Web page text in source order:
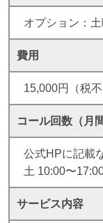
オプション：
費用
15,000円（税不
コール回数（月間
公式HPに記載
土 10:00〜
サービス内容